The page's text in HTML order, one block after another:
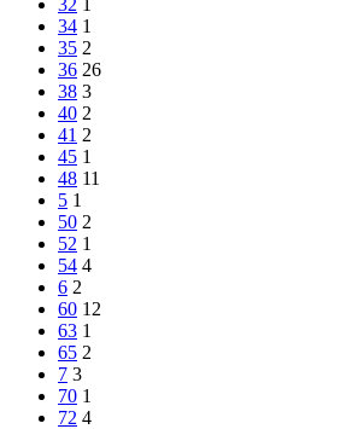
32 1
34 1
35 2
36 26
38 3
40 2
41 2
45 1
48 11
5 1
50 2
52 1
54 4
6 2
60 12
63 1
65 2
7 3
70 1
72 4